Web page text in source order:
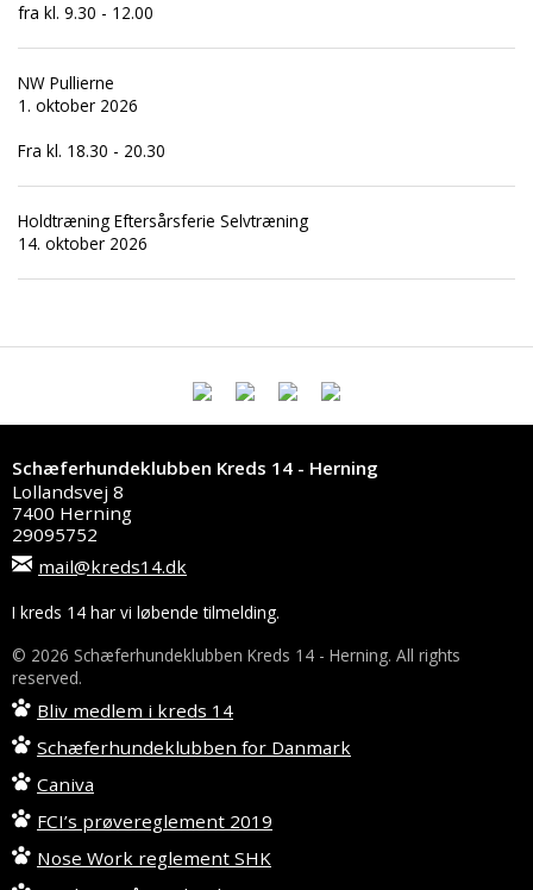
fra kl. 9.30 - 12.00
NW Pullierne
1. oktober 2026
Fra kl. 18.30 - 20.30
Holdtræning Eftersårsferie Selvtræning
14. oktober 2026
Schæferhundeklubben Kreds 14 - Herning
Lollandsvej 8
7400 Herning
29095752
mail@kreds14.dk
I kreds 14 har vi løbende tilmelding.
© 2026 Schæferhundeklubben Kreds 14 - Herning. All rights
reserved.
Bliv medlem i kreds 14
Schæferhundeklubben for Danmark
Caniva
FCI’s prøvereglement 2019
Nose Work reglement SHK